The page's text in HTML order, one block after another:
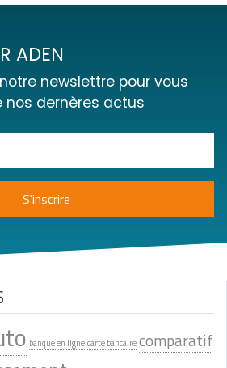
ADEN
newslettre pour vous
nos dernères actus
banque en lignecarte bancairecomparatif